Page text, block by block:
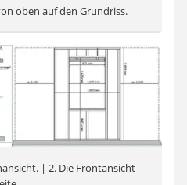
oben auf den Grundriss.
| 2. Die Frontansicht